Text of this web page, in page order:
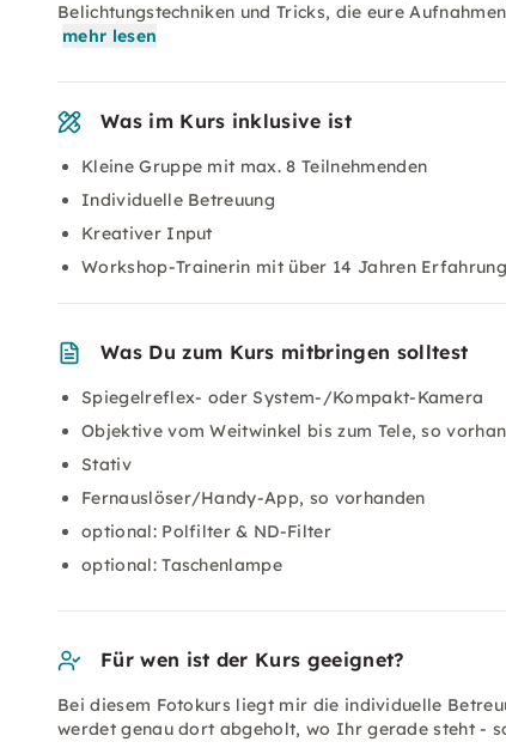
Belichtungstechniken und Tricks, die eure
mehr lesen
Was im Kurs inklusive ist
Kleine Gruppe mit max. 8 Teilnehmenden
Individuelle Betreuung
Kreativer Input
Workshop-Trainerin mit über 14 Jahren Erfahrung
Was Du zum Kurs mitbringen solltest
Spiegelreflex- oder System-/Kompakt-Kamera
Objektive vom Weitwinkel bis zum Tele, so
Stativ
Fernauslöser/Handy-App, so vorhanden
optional: Polfilter & ND-Filter
optional: Taschenlampe
Für wen ist der Kurs geeignet?
Bei diesem Fotokurs liegt mir die individuelle
werdet genau dort abgeholt, wo Ihr gerade steht -